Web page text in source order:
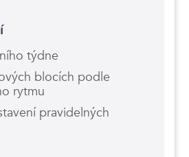
týdne
blocích podle
rytmu
pravidelných